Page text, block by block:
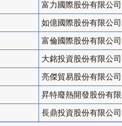
富力國際股份有限公司
如億國際股份有限公司
富倫國際股份有限公司
大銘投資股份有限公司
亮傑貿易股份有限公司
昇特廢熱開發股份有限
長鼎投資股份有限公司